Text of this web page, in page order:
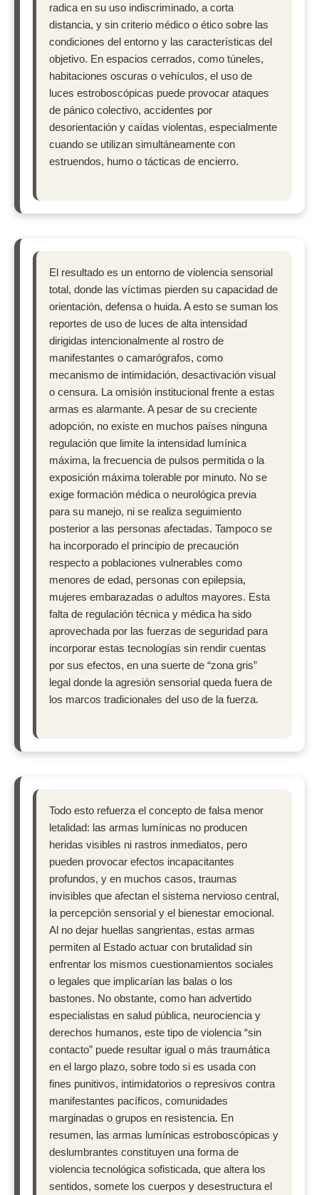
radica en su uso indiscriminado, a corta
distancia, y sin criterio médico o ético sobre las
condiciones del entorno y las características del
objetivo. En espacios cerrados, como túneles,
habitaciones oscuras o vehículos, el uso de
luces estroboscópicas puede provocar ataques
de pánico colectivo, accidentes por
desorientación y caídas violentas, especialmente
cuando se utilizan simultáneamente con
estruendos, humo o tácticas de encierro.
El resultado es un entorno de violencia sensorial
total, donde las víctimas pierden su capacidad de
orientación, defensa o huida. A esto se suman los
reportes de uso de luces de alta intensidad
dirigidas intencionalmente al rostro de
manifestantes o camarógrafos, como
mecanismo de intimidación, desactivación visual
o censura. La omisión institucional frente a estas
armas es alarmante. A pesar de su creciente
adopción, no existe en muchos países ninguna
regulación que limite la intensidad lumínica
máxima, la frecuencia de pulsos permitida o la
exposición máxima tolerable por minuto. No se
exige formación médica o neurológica previa
para su manejo, ni se realiza seguimiento
posterior a las personas afectadas. Tampoco se
ha incorporado el principio de precaución
respecto a poblaciones vulnerables como
menores de edad, personas con epilepsia,
mujeres embarazadas o adultos mayores. Esta
falta de regulación técnica y médica ha sido
aprovechada por las fuerzas de seguridad para
incorporar estas tecnologías sin rendir cuentas
por sus efectos, en una suerte de “zona gris”
legal donde la agresión sensorial queda fuera de
los marcos tradicionales del uso de la fuerza.
Todo esto refuerza el concepto de falsa menor
letalidad: las armas lumínicas no producen
heridas visibles ni rastros inmediatos, pero
pueden provocar efectos incapacitantes
profundos, y en muchos casos, traumas
invisibles que afectan el sistema nervioso central,
la percepción sensorial y el bienestar emocional.
Al no dejar huellas sangrientas, estas armas
permiten al Estado actuar con brutalidad sin
enfrentar los mismos cuestionamientos sociales
o legales que implicarían las balas o los
bastones. No obstante, como han advertido
especialistas en salud pública, neurociencia y
derechos humanos, este tipo de violencia “sin
contacto” puede resultar igual o más traumática
en el largo plazo, sobre todo si es usada con
fines punitivos, intimidatorios o represivos contra
manifestantes pacíficos, comunidades
marginadas o grupos en resistencia. En
resumen, las armas lumínicas estroboscópicas y
deslumbrantes constituyen una forma de
violencia tecnológica sofisticada, que altera los
sentidos, somete los cuerpos y desestructura el